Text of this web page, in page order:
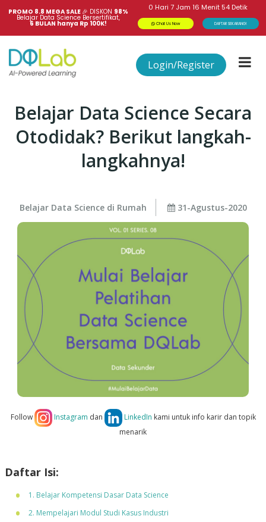
PROMO 8.8 MEGA SALE 🎉 DISKON 98%
Belajar Data Science Bersertifikat,
6 BULAN hanya Rp 100K!
0 Hari 7 Jam 16 Menit 54 Detik
Chat Us Now DAFTAR SEKARANG!
Login/Register
Belajar Data Science Secara
Otodidak? Berikut langkah-
langkahnya!
Belajar Data Science di Rumah 31-Agustus-2020
Follow Instagram dan LinkedIn kami untuk info karir dan topik
menarik
Daftar Isi:
1. Belajar Kompetensi Dasar Data Science
2. Mempelajari Modul Studi Kasus Industri